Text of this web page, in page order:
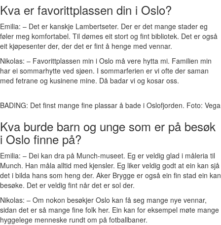
Kva er favorittplassen din i Oslo?
Emilia: – Det er kanskje Lambertseter. Der er det mange stader eg
føler meg komfortabel. Til dømes eit stort og fint bibliotek. Det er også
eit kjøpesenter der, der det er fint å henge med vennar.
Nikolas: – Favorittplassen min i Oslo må vere hytta mi. Familien min
har ei sommarhytte ved sjøen. I sommarferien er vi ofte der saman
med fetrane og kusinene mine. Då badar vi og kosar oss.
BADING: Det finst mange fine plassar å bade i Oslofjorden. Foto:
Kva burde barn og unge som er på besøk
i Oslo finne på?
Emilia: – Dei kan dra på Munch-museet. Eg er veldig glad i måleria til
Munch. Han måla alltid med kjensler. Eg liker veldig godt at ein kan sjå
det i bilda hans som heng der. Aker Brygge er også ein fin stad ein kan
besøke. Det er veldig fint når det er sol der.
Nikolas: – Om nokon besøkjer Oslo kan få seg mange nye vennar,
sidan det er så mange fine folk her. Ein kan for eksempel møte mange
hyggelege menneske rundt om på fotballbaner.